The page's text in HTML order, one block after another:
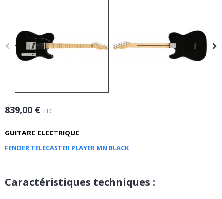
839,00 € TTC
GUITARE ELECTRIQUE
FENDER TELECASTER PLAYER MN BLACK
Caractéristiques techniques :